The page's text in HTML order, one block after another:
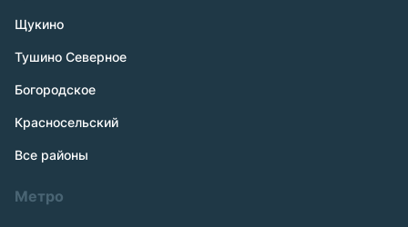
Щукино
Тушино Северное
Богородское
Красносельский
Все районы
Метро